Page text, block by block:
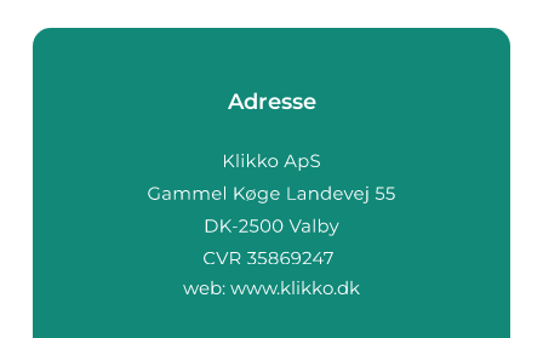
Adresse
web: www.klikko.dk